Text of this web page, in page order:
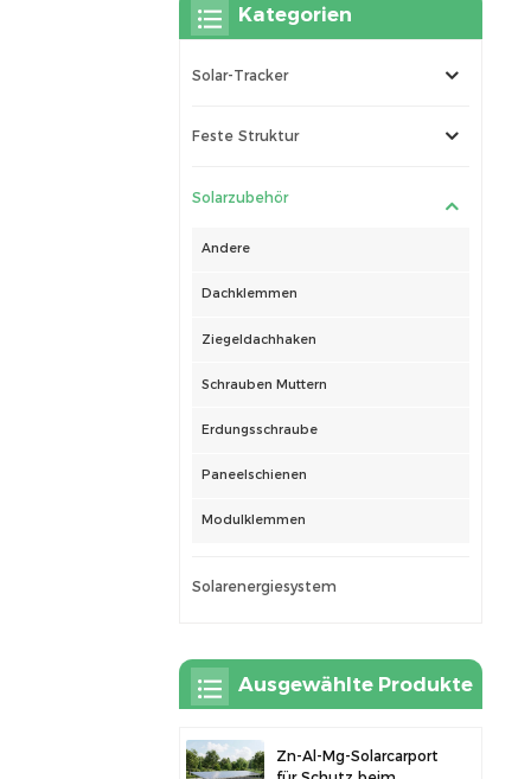
Kategorien
Solar-Tracker
Feste Struktur
Solarzubehör
Andere
Dachklemmen
Ziegeldachhaken
Schrauben Muttern
Erdungsschraube
Paneelschienen
Modulklemmen
Solarenergiesystem
Ausgewählte Produkte
Zn-Al-Mg-Solarcarport